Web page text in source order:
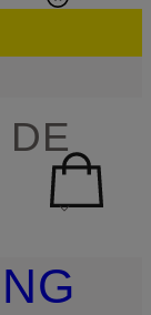
DE